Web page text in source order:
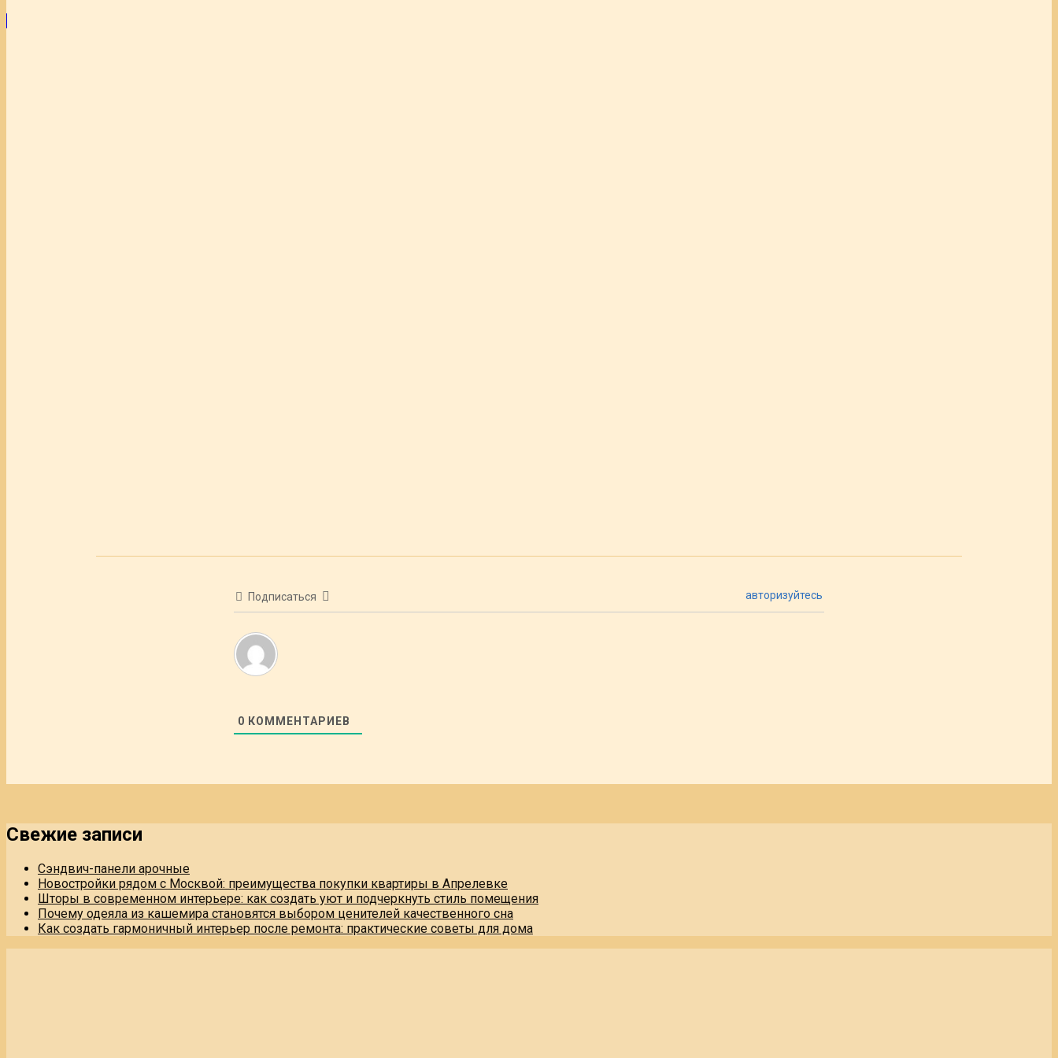
Подписаться авторизуйтесь
0 КОММЕНТАРИЕВ
Свежие записи
Сэндвич-панели арочные
Новостройки рядом с Москвой: преимущества покупки квартиры в Апрелевке
Шторы в современном интерьере: как создать уют и подчеркнуть стиль помещения
Почему одеяла из кашемира становятся выбором ценителей качественного сна
Как создать гармоничный интерьер после ремонта: практические советы для дома